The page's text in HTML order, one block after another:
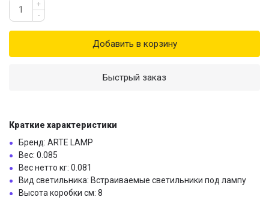
+
-
Добавить в корзину
Быстрый заказ
Краткие характеристики
Бренд: ARTE LAMP
Вес: 0.085
Вес нетто кг: 0.081
Вид светильника: Встраиваемые светильники под лампу
Высота коробки см: 8